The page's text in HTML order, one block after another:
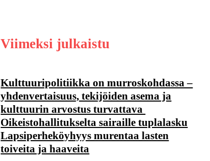
Viimeksi julkaistu
Kulttuuripolitiikka on murroskohdassa –
yhdenvertaisuus, tekijöiden asema ja
kulttuurin arvostus turvattava
Oikeistohallitukselta sairaille tuplalasku
Lapsiperheköyhyys murentaa lasten
toiveita ja haaveita